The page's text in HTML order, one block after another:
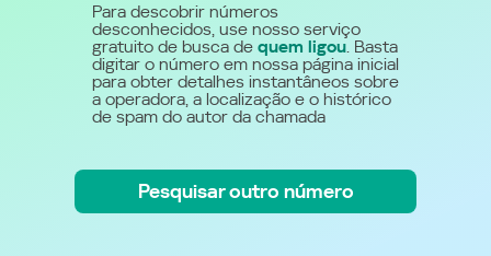
Para descobrir números
desconhecidos, use nosso serviço
gratuito de busca de quem ligou. Basta
digitar o número em nossa página inicial
para obter detalhes instantâneos sobre
a operadora, a localização e o histórico
de spam do autor da chamada
Pesquisar outro número